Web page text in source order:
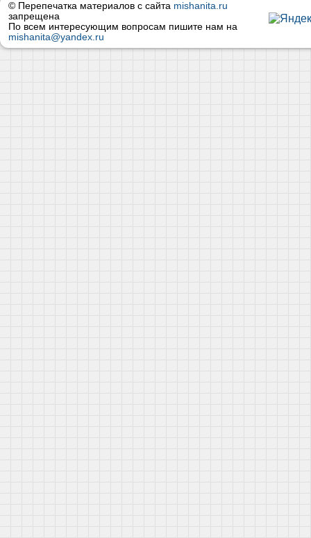
© Перепечатка материалов с сайта mishanita.ru
запрещена
По всем интересующим вопросам пишите нам на
mishanita@yandex.ru